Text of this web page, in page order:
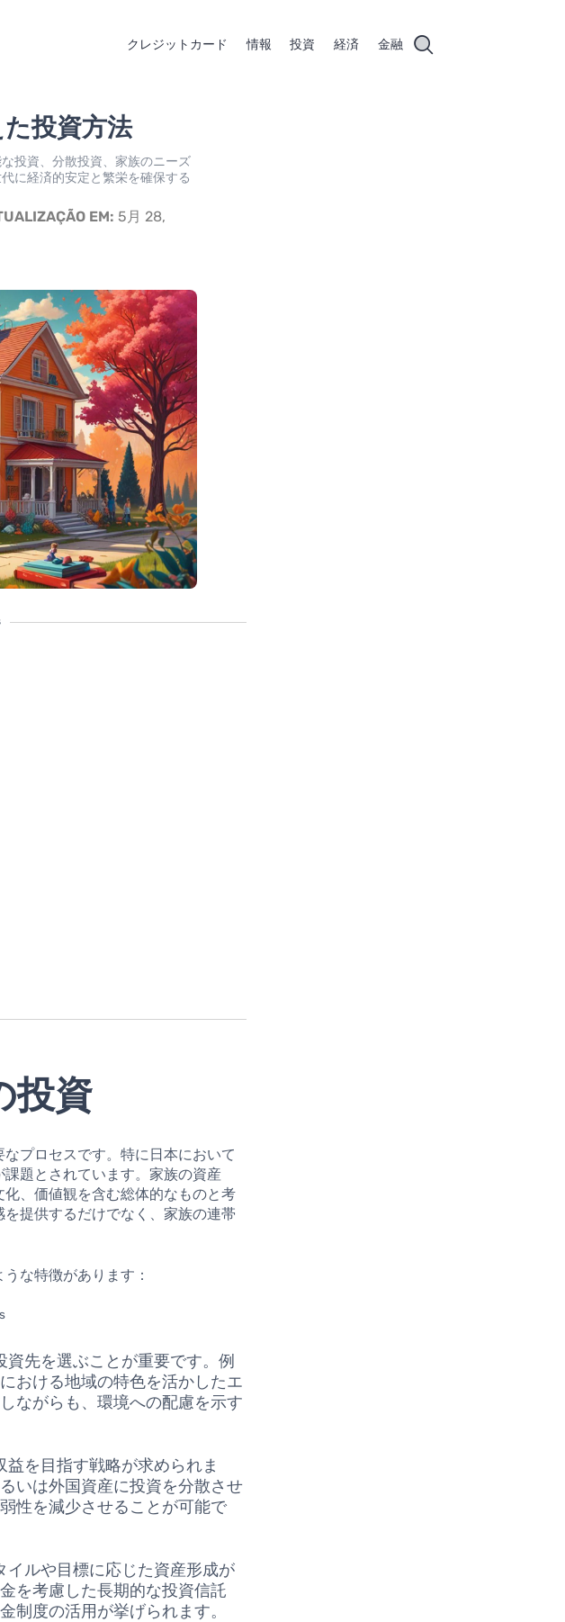
クレジットカード 情報 投資 経済 金融
投資方法
投資、分散投資、家族のニーズ
に経済的安定と繁栄を確保する
EM: 5月 28,
投資
プロセスです。特に日本において
題とされています。家族の資産
、価値観を含む総体的なものと考
提供するだけでなく、家族の連帯
な特徴があります：
資先を選ぶことが重要です。例
おける地域の特色を活かしたエ
ながらも、環境への配慮を示す
を目指す戦略が求められま
いは外国資産に投資を分散させ
性を減少させることが可能で
イルや目標に応じた資産形成が
を考慮した長期的な投資信託
制度の活用が挙げられます。